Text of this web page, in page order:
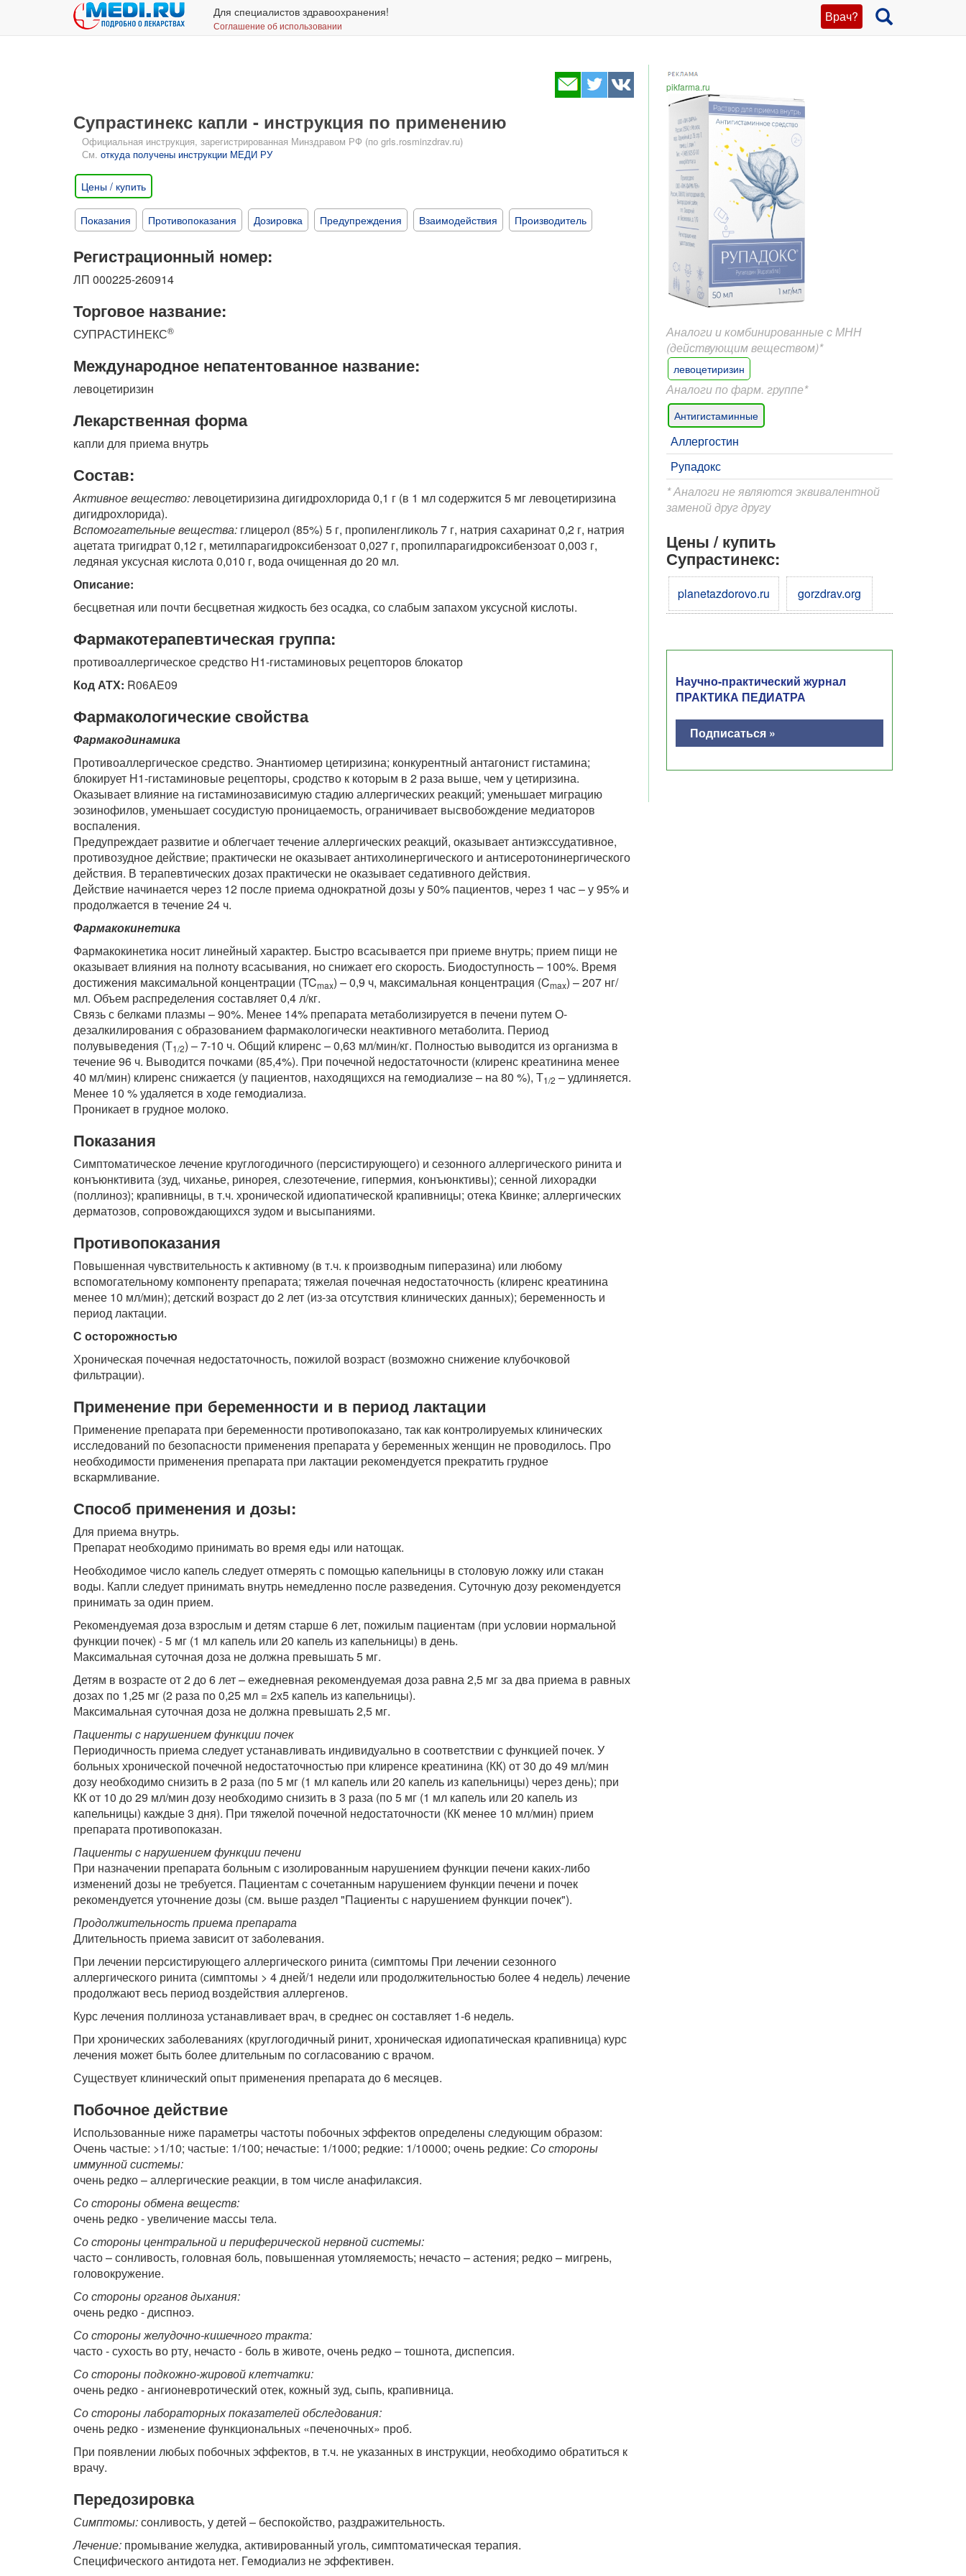
Врач?
Для специалистов здравоохранения!
Соглашение об использовании
pikfarma.ru
Супрастинекс капли - инструкция по применению
Официальная инструкция, зарегистрированная Минздравом РФ (по grls.rosminzdrav.ru)
См. откуда получены инструкции МЕДИ РУ
Цены / купить
Показания Противопоказания Дозировка Предупреждения Взаимодействия Производитель
Регистрационный номер:
ЛП 000225-260914
Торговое название:
СУПРАСТИНЕКС®
Международное непатентованное название:
левоцетиризин
Лекарственная форма
капли для приема внутрь
Состав:
Активное вещество:левоцетиризина дигидрохлорида 0,1 г (в 1 мл содержится 5 мг левоцетиризина
дигидрохлорида).
Вспомогательные вещества: глицерол (85%) 5 г, пропиленгликоль 7 г, натрия сахаринат 0,2 г, натрия
ацетата тригидрат 0,12 г, метилпарагидроксибензоат 0,027 г, пропилпарагидроксибензоат 0,003 г,
ледяная уксусная кислота 0,010 г, вода очищенная до 20 мл.
Описание:
бесцветная или почти бесцветная жидкость без осадка, со слабым запахом уксусной кислоты.
Фармакотерапевтическая группа:
противоаллергическое средство Н1-гистаминовых рецепторов блокатор
Код АТХ: R06AE09
Фармакологические свойства
Фармакодинамика
Противоаллергическое средство. Энантиомер цетиризина; конкурентный антагонист гистамина;
блокирует Н1-гистаминовые рецепторы, сродство к которым в 2 раза выше, чем у цетиризина.
Оказывает влияние на гистаминозависимую стадию аллергических реакций; уменьшает миграцию
эозинофилов, уменьшает сосудистую проницаемость, ограничивает высвобождение медиаторов
воспаления.
Предупреждает развитие и облегчает течение аллергических реакций, оказывает антиэкссудативное,
противозудное действие; практически не оказывает антихолинергического и антисеротонинергического
действия. В терапевтических дозах практически не оказывает седативного действия.
Действие начинается через 12 после приема однократной дозы у 50% пациентов, через 1 час – у 95% и
продолжается в течение 24 ч.
Фармакокинетика
Фармакокинетика носит линейный характер. Быстро всасывается при приеме внутрь; прием пищи не
оказывает влияния на полноту всасывания, но снижает его скорость. Биодоступность – 100%. Время
достижения максимальной концентрации (TCmax) – 0,9 ч, максимальная концентрация (Cmax) – 207 нг/
мл. Объем распределения составляет 0,4 л/кг.
Связь с белками плазмы – 90%. Менее 14% препарата метаболизируется в печени путем О-
дезалкилирования с образованием фармакологически неактивного метаболита. Период
полувыведения (Т1/2) – 7-10 ч. Общий клиренс – 0,63 мл/мин/кг. Полностью выводится из организма в
течение 96 ч. Выводится почками (85,4%). При почечной недостаточности (клиренс креатинина менее
40 мл/мин) клиренс снижается (у пациентов, находящихся на гемодиализе – на 80 %), Т1/2 – удлиняется.
Менее 10 % удаляется в ходе гемодиализа.
Проникает в грудное молоко.
Показания
Симптоматическое лечение круглогодичного (персистирующего) и сезонного аллергического ринита и
конъюнктивита (зуд, чиханье, ринорея, слезотечение, гипермия, конъюнктивы); сенной лихорадки
(поллиноз); крапивницы, в т.ч. хронической идиопатической крапивницы; отека Квинке; аллергических
дерматозов, сопровождающихся зудом и высыпаниями.
Противопоказания
Повышенная чувствительность к активному (в т.ч. к производным пиперазина) или любому
вспомогательному компоненту препарата; тяжелая почечная недостаточность (клиренс креатинина
менее 10 мл/мин); детский возраст до 2 лет (из-за отсутствия клинических данных); беременность и
период лактации.
С осторожностью
Хроническая почечная недостаточность, пожилой возраст (возможно снижение клубочковой
фильтрации).
Применение при беременности и в период лактации
Применение препарата при беременности противопоказано, так как контролируемых клинических
исследований по безопасности применения препарата у беременных женщин не проводилось. Про
необходимости применения препарата при лактации рекомендуется прекратить грудное
вскармливание.
Способ применения и дозы:
Для приема внутрь.
Препарат необходимо принимать во время еды или натощак.
Необходимое число капель следует отмерять с помощью капельницы в столовую ложку или стакан
воды. Капли следует принимать внутрь немедленно после разведения. Суточную дозу рекомендуется
принимать за один прием.
Рекомендуемая доза взрослым и детям старше 6 лет, пожилым пациентам (при условии нормальной
функции почек) - 5 мг (1 мл капель или 20 капель из капельницы) в день.
Максимальная суточная доза не должна превышать 5 мг.
Детям в возрасте от 2 до 6 лет – ежедневная рекомендуемая доза равна 2,5 мг за два приема в равных
дозах по 1,25 мг (2 раза по 0,25 мл = 2х5 капель из капельницы).
Максимальная суточная доза не должна превышать 2,5 мг.
Пациенты с нарушением функции почек
Периодичность приема следует устанавливать индивидуально в соответствии с функцией почек. У
больных хронической почечной недостаточностью при клиренсе креатинина (КК) от 30 до 49 мл/мин
дозу необходимо снизить в 2 раза (по 5 мг (1 мл капель или 20 капель из капельницы) через день); при
КК от 10 до 29 мл/мин дозу необходимо снизить в 3 раза (по 5 мг (1 мл капель или 20 капель из
капельницы) каждые 3 дня). При тяжелой почечной недостаточности (КК менее 10 мл/мин) прием
препарата противопоказан.
Пациенты с нарушением функции печени
При назначении препарата больным с изолированным нарушением функции печени каких-либо
изменений дозы не требуется. Пациентам с сочетанным нарушением функции печени и почек
рекомендуется уточнение дозы (см. выше раздел "Пациенты с нарушением функции почек").
Продолжительность приема препарата
Длительность приема зависит от заболевания.
При лечении персистирующего аллергического ринита (симптомы При лечении сезонного
аллергического ринита (симптомы > 4 дней/1 недели или продолжительностью более 4 недель) лечение
продолжают весь период воздействия аллергенов.
Курс лечения поллиноза устанавливает врач, в среднес он составляет 1-6 недель.
При хронических заболеваниях (круглогодичный ринит, хроническая идиопатическая крапивница) курс
лечения может быть более длительным по согласованию с врачом.
Существует клинический опыт применения препарата до 6 месяцев.
Побочное действие
Использованные ниже параметры частоты побочных эффектов определены следующим образом:
Очень частые: >1/10; частые: 1/100; нечастые: 1/1000; редкие: 1/10000; очень редкие: Со стороны
иммунной системы:
очень редко – аллергические реакции, в том числе анафилаксия.
Со стороны обмена веществ:
очень редко - увеличение массы тела.
Со стороны центральной и периферической нервной системы:
часто – сонливость, головная боль, повышенная утомляемость; нечасто – астения; редко – мигрень,
головокружение.
Со стороны органов дыхания:
очень редко - диспноэ.
Со стороны желудочно-кишечного тракта:
часто - сухость во рту, нечасто - боль в животе, очень редко – тошнота, диспепсия.
Со стороны подкожно-жировой клетчатки:
очень редко - ангионевротический отек, кожный зуд, сыпь, крапивница.
Со стороны лабораторных показателей обследования:
очень редко - изменение функциональных «печеночных» проб.
При появлении любых побочных эффектов, в т.ч. не указанных в инструкции, необходимо обратиться к
врачу.
Передозировка
Симптомы:сонливость, у детей – беспокойство, раздражительность.
Лечение: промывание желудка, активированный уголь, симптоматическая терапия.
Специфического антидота нет. Гемодиализ не эффективен.
Аналоги и комбинированные с МНН
(действующим веществом)*
левоцетиризин
Аналоги по фарм. группе*
Антигистаминные
Аллергостин
Рупадокс
* Аналоги не являются эквивалентной
заменой друг другу
Цены / купить
Супрастинекс:
planetazdorovo.ru gorzdrav.org
Научно-практический журнал
ПРАКТИКА ПЕДИАТРА
Подписаться »